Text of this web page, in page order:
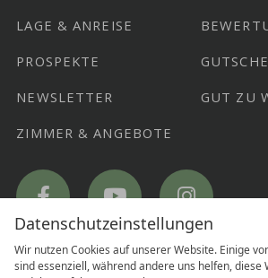
Datenschutzeinstellungen
Wir nutzen Cookies auf unserer Website. Einige
sind essenziell, während andere uns helfen, diese
LAGE & ANREISE
PROSPEKTE
NEWSLETTER
GUT ZU
ZIMMER & ANGEBOTE
Hotel
Ritzlerhof
on
Facebook
Hotel
Ritzlerhof
on
YouTube
on
SUCHE
NACH...